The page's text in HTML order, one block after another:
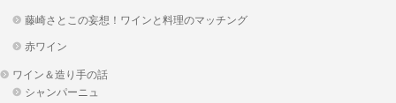
藤崎さとこの妄想！ワインと料理のマッチング
赤ワイン
ワイン＆造り手の話
シャンパーニュ